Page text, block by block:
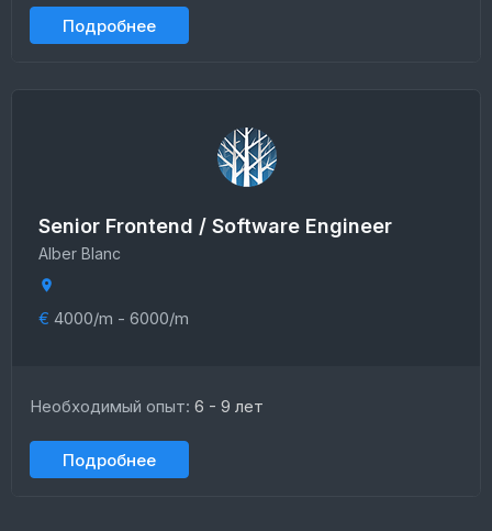
Подробнее
Senior Frontend / Software Engineer
Alber Blanc
€ 4000/m - 6000/m
Необходимый опыт: 6 - 9 лет
Подробнее